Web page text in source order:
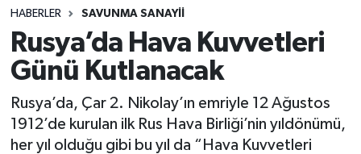
HABERLER SAVUNMA SANAYII
Rusya’da Hava Kuvvetleri
Günü Kutlanacak
Rusya’da, Çar 2. Nikolay’ın emriyle 12 Ağustos
1912’de kurulan ilk Rus Hava Birliği’nin yıldönümü,
her yıl olduğu gibi bu yıl da “Hava Kuvvetleri